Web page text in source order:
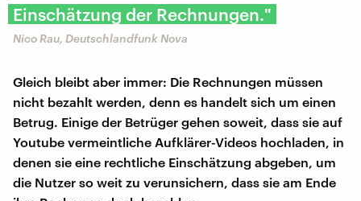
Einschätzung der Rechnungen."
Nico Rau, Deutschlandfunk Nova
Gleich bleibt aber immer: Die Rechnungen müssen
nicht bezahlt werden, denn es handelt sich um einen
Betrug. Einige der Betrüger gehen soweit, dass sie auf
Youtube vermeintliche Aufklärer-Videos hochladen, in
denen sie eine rechtliche Einschätzung abgeben, um
die Nutzer so weit zu verunsichern, dass sie am Ende